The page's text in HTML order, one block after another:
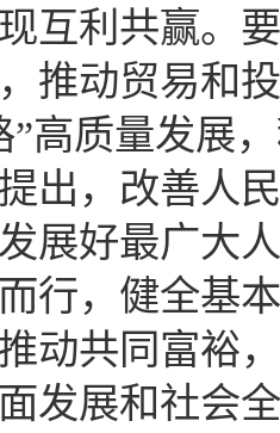
互利共赢。
推动贸易和
”高质量发展
，改善人民
展好最广大
行，健全基
动共同富裕
发展和社会